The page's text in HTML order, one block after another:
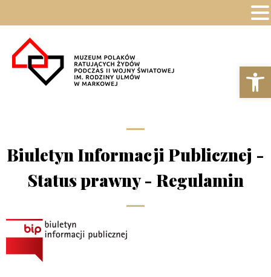
Biuletyn Informacji Publicznej -
Status prawny - Regulamin